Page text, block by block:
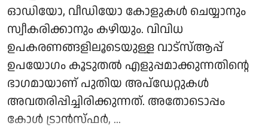
ഓഡിയോ, വീഡിയോ കോളുകള്‍ ചെയ്യാനും
സ്വീകരിക്കാനും കഴിയും. വിവിധ
ഉപകരണങ്ങളിലൂടെയുള്ള വാട്‌സ്ആപ്പ്
ഉപയോഗം കൂടുതല്‍ എളുപ്പമാക്കുന്നതിന്റെ
ഭാഗമായാണ് പുതിയ അപ്‌ഡേറ്റുകള്‍
അവതരിപ്പിച്ചിരിക്കുന്നത്. അതോടൊപ്പം
കോൾ ട്രാൻസ്ഫർ, ...